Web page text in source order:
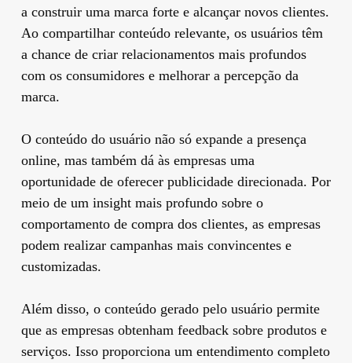
a construir uma marca forte e alcançar novos clientes.
Ao compartilhar conteúdo relevante, os usuários têm
a chance de criar relacionamentos mais profundos
com os consumidores e melhorar a percepção da
marca.
O conteúdo do usuário não só expande a presença
online, mas também dá às empresas uma
oportunidade de oferecer publicidade direcionada. Por
meio de um insight mais profundo sobre o
comportamento de compra dos clientes, as empresas
podem realizar campanhas mais convincentes e
customizadas.
Além disso, o conteúdo gerado pelo usuário permite
que as empresas obtenham feedback sobre produtos e
serviços. Isso proporciona um entendimento completo